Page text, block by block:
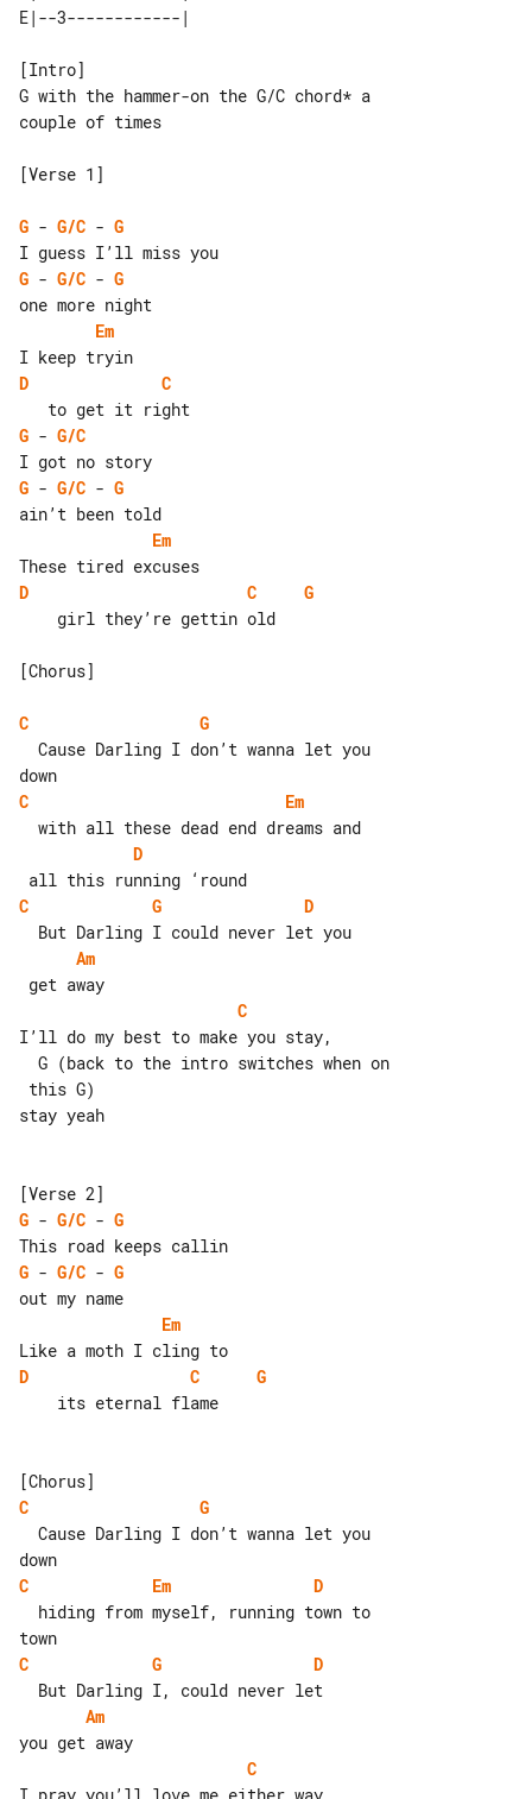
[Intro]
G with the hammer-on the G/C chord* a
couple of times
[Verse 1]
G - G/C - G
G - G/C - G
Em
D
C
G - G/C
G - G/C - G
Em
D
C
G
[Chorus]
C
G
C
Em
D
C
G
D
Am
C
I’ll do my best to make you stay,
stay yeah
G - G/C - G
G - G/C - G
Em
D
C
G
C
G
C
Em
D
C
G
D
Am
C